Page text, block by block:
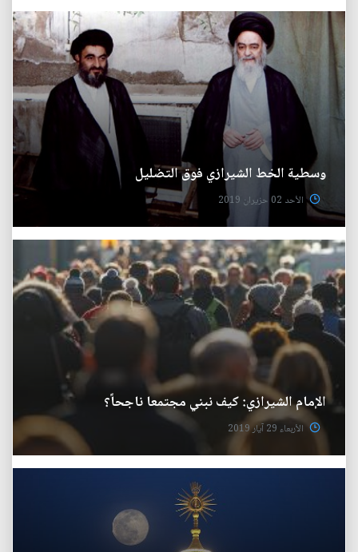
وسطية الخط الشيرازي فوق التضليل
الأحد 02 حزيران 2019
الإمام الشيرازي: كيف نبني مجتمعا ناجحاً؟
الأربعاء 29 آيار 2019